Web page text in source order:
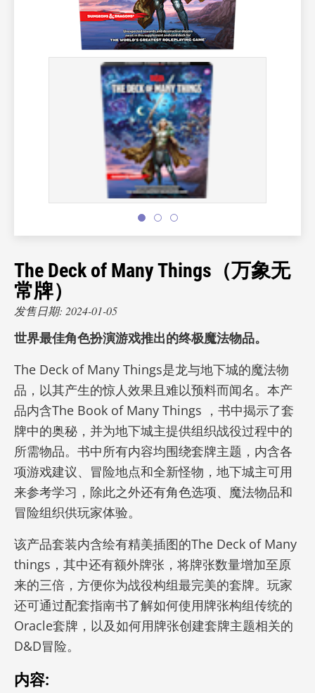
The Deck of Many Things（万象无
常牌）
发售日期: 2024-01-05
世界最佳角色扮演游戏推出的终极魔法物品。
The Deck of Many Things是龙与地下城的魔法物
品，以其产生的惊人效果且难以预料而闻名。 本产
品内含The Book of Many Things ，书中揭示了套
牌中的奥秘，并为地下城主提供组织战役过程中的
所需物品。书中所有内容均围绕套牌主题，内含各
项游戏建议、冒险地点和全新怪物，地下城主可用
来参考学习，除此之外还有角色选项、魔法物品和
冒险组织供玩家体验。
该产品套装内含绘有精美插图的The Deck of Many
things，其中还有额外牌张，将牌张数量增加至原
来的三倍，方便你为战役构组最完美的套牌。玩家
还可通过配套指南书了解如何使用牌张构组传统的
Oracle套牌，以及如何用牌张创建套牌主题相关的
D&D冒险。
内容: